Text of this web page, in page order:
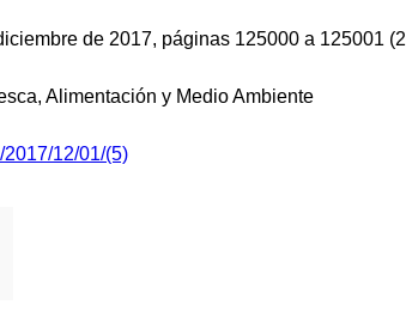
de 2017, páginas 125000 a 125001 (2
Alimentación y Medio Ambiente
2017/12/01/(5)